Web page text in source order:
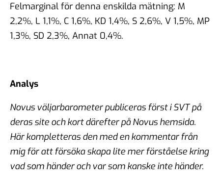
Felmarginal för denna enskilda mätning: M
2,2%, L 1,1%, C 1,6%, KD 1,4%, S 2,6%, V 1,5%, MP
1,3%, SD 2,3%, Annat 0,4%.
Analys
Novus väljarbarometer publiceras först i SVT på
deras site och kort därefter på Novus hemsida.
Här kompletteras den med en kommentar från
mig för att försöka skapa lite mer förståelse kring
vad som händer och var som kanske inte händer.